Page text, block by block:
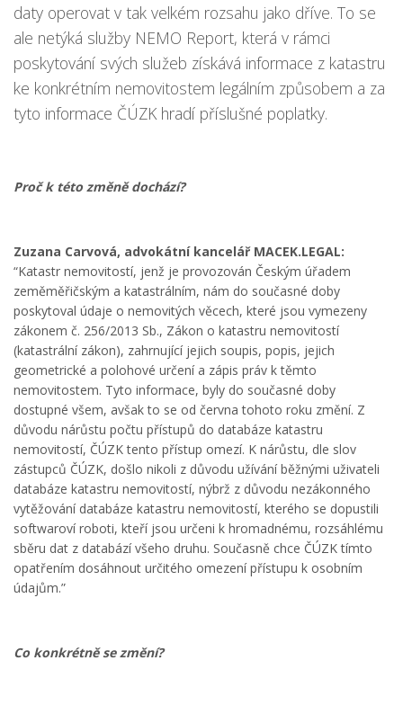
daty operovat v tak velkém rozsahu jako dříve. To se
ale netýká služby NEMO Report, která v rámci
poskytování svých služeb získává informace z katastru
ke konkrétním nemovitostem legálním způsobem a za
tyto informace ČÚZK hradí příslušné poplatky.
Proč k této změně dochází?
Zuzana Carvová, advokátní kancelář MACEK.LEGAL:
“Katastr nemovitostí, jenž je provozován Českým úřadem
zeměměřičským a katastrálním, nám do současné doby
poskytoval údaje o nemovitých věcech, které jsou vymezeny
zákonem č. 256/2013 Sb., Zákon o katastru nemovitostí
(katastrální zákon), zahrnující jejich soupis, popis, jejich
geometrické a polohové určení a zápis práv k těmto
nemovitostem. Tyto informace, byly do současné doby
dostupné všem, avšak to se od června tohoto roku změní. Z
důvodu nárůstu počtu přístupů do databáze katastru
nemovitostí, ČÚZK tento přístup omezí. K nárůstu, dle slov
zástupců ČÚZK, došlo nikoli z důvodu užívání běžnými uživateli
databáze katastru nemovitostí, nýbrž z důvodu nezákonného
vytěžování databáze katastru nemovitostí, kterého se dopustili
softwaroví roboti, kteří jsou určeni k hromadnému, rozsáhlému
sběru dat z databází všeho druhu. Současně chce ČÚZK tímto
opatřením dosáhnout určitého omezení přístupu k osobním
údajům.”
Co konkrétně se změní?